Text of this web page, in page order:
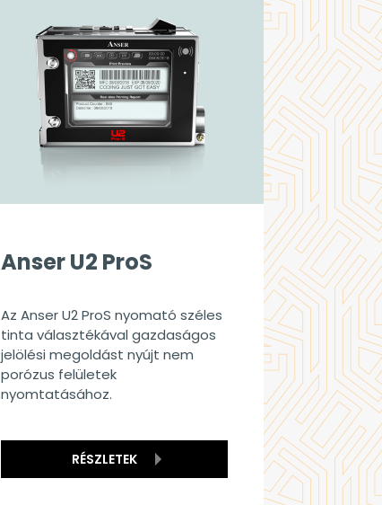
Anser U2 ProS
Az Anser U2 ProS nyomató széles
tinta választékával gazdaságos
jelölési megoldást nyújt nem
porózus felületek
nyomtatásához.
RÉSZLETEK